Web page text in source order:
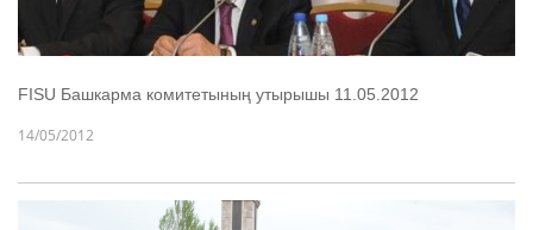
FISU Башкарма комитетының утырышы 11.05.2012
14/05/2012